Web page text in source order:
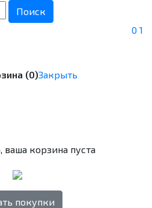
Поиск
0 1
(0)Закрыть
корзина пуста
покупки